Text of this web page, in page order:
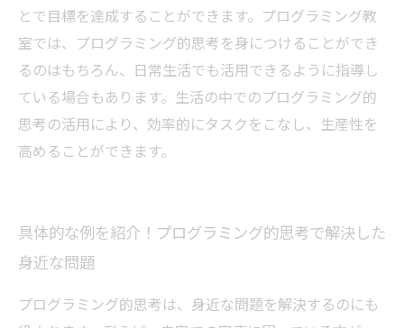
とで目標を達成することができます。プログラミング教
室では、プログラミング的思考を身につけることができ
るのはもちろん、日常生活でも活用できるように指導し
ている場合もあります。生活の中でのプログラミング的
思考の活用により、効率的にタスクをこなし、生産性を
高めることができます。
具体的な例を紹介！プログラミング的思考で解決した
身近な問題
プログラミング的思考は、身近な問題を解決するのにも